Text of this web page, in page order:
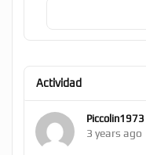
Actividad
Piccolin1973
3 years ago